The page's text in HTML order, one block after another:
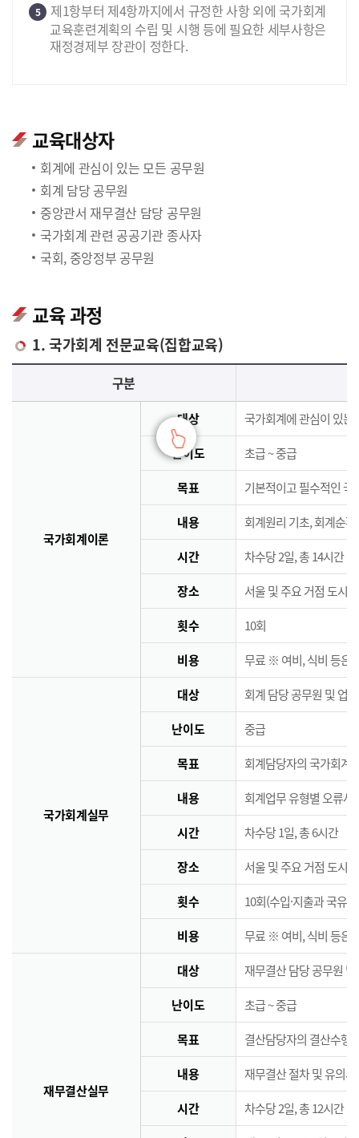
5
제1항부터 제4항까지에서 규정한 사항 외에 국가회계
교육훈련계획의 수립 및 시행 등에 필요한 세부사항은
재정경제부 장관이 정한다.
교육대상자
회계에 관심이 있는 모든 공무원
회계 담당 공무원
중앙관서 재무결산 담당 공무원
국가회계 관련 공공기관 종사자
국회, 중앙정부 공무원
교육 과정
1. 국가회계 전문교육(집합교육)
국가회계 전문교육(집합교육)에 대한 안내 표로 국가회계이론, 국가회계실무, 재무결산실무로 구분되며 이에 해당하는 내용으로 구성되어 있습니다.
구분
국가회계이론
대상 국가회계에 관심이 있는
난이도 초급 ~ 중급
목표 기본적이고 필수적인 국
내용 회계원리 기초, 회계순
시간 차수당 2일, 총 14시간
장소 서울 및 주요 거점 도시
횟수 10회
비용 무료 ※ 여비, 식비 등은
국가회계실무
대상 회계 담당 공무원 및 업
난이도 중급
목표 회계담당자의 국가회계
내용 회계업무 유형별 오류사
시간 차수당 1일, 총 6시간
장소 서울 및 주요 거점 도시
횟수 10회(수입·지출과 국유·
비용 무료 ※ 여비, 식비 등은
재무결산실무
대상 재무결산 담당 공무원
난이도 초급 ~ 중급
목표 결산담당자의 결산수행
내용 재무결산 절차 및 유의사
시간 차수당 2일, 총 12시간